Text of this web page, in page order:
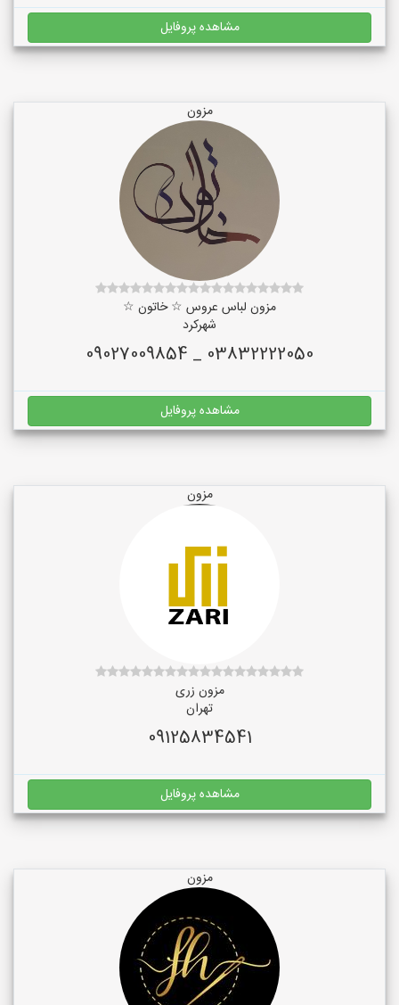
مشاهده پروفایل
مزون
مزون لباس عروس ☆ خاتون ☆
شهرکرد
03832222050 _ 09027009854
مشاهده پروفایل
مزون
مزون زری
تهران
09125834541
مشاهده پروفایل
مزون